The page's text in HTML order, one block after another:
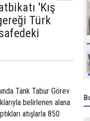
'Kış
Türk
Tank Tabur Görev
belirlenen alana
atışlarla 850